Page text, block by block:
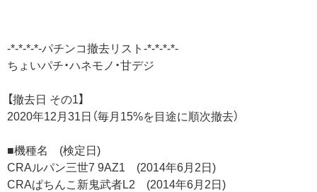
-*-*-*-*-パチンコ撤去リスト-*-*-*-*-
ちょいパチ・ハネモノ・甘デジ
【撤去日 その1】
2020年12月31日（毎月15%を目途に順次撤去）
■機種名 (検定日)
CRAルパン三世7 9AZ1 (2014年6月2日)
CRAぱちんこ新鬼武者L2 (2014年6月2日)